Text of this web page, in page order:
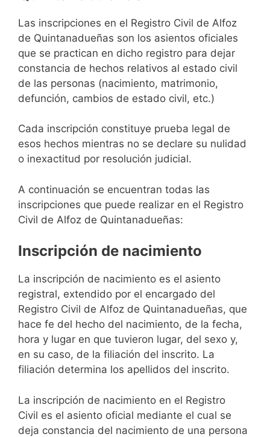
Las inscripciones en el Registro Civil de Alfoz
de Quintanadueñas son los asientos oficiales
que se practican en dicho registro para dejar
constancia de hechos relativos al estado civil
de las personas (nacimiento, matrimonio,
defunción, cambios de estado civil, etc.)
Cada inscripción constituye prueba legal de
esos hechos mientras no se declare su nulidad
o inexactitud por resolución judicial.
A continuación se encuentran todas las
inscripciones que puede realizar en el Registro
Civil de Alfoz de Quintanadueñas:
Inscripción de nacimiento
La inscripción de nacimiento es el asiento
registral, extendido por el encargado del
Registro Civil de Alfoz de Quintanadueñas, que
hace fe del hecho del nacimiento, de la fecha,
hora y lugar en que tuvieron lugar, del sexo y,
en su caso, de la filiación del inscrito. La
filiación determina los apellidos del inscrito.
La inscripción de nacimiento en el Registro
Civil es el asiento oficial mediante el cual se
deja constancia del nacimiento de una persona